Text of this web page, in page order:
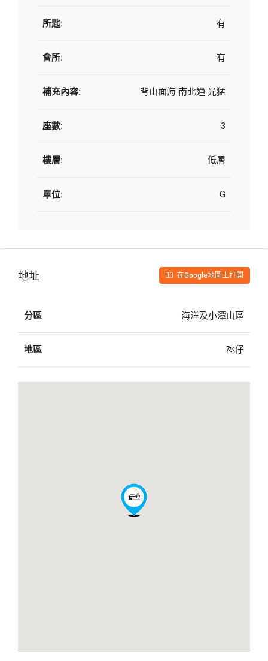
所匙: 有
會所: 有
補充內容: 背山面海 南北通 光猛
座數: 3
樓層: 低層
單位: G
地址 在Google地圖上打開
分區 海洋及小潭山區
地區 氹仔